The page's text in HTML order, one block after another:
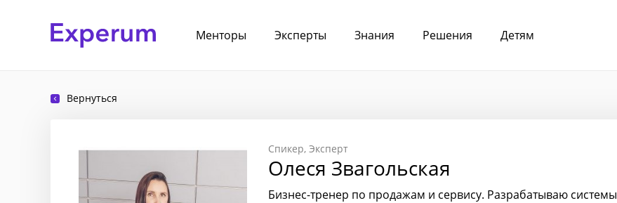
Менторы Эксперты Знания Решения Детям
Вернуться
Спикер Эксперт
Олеся Звагольская
Бизнес-тренер по продажам и сервису. Разрабатываю системы